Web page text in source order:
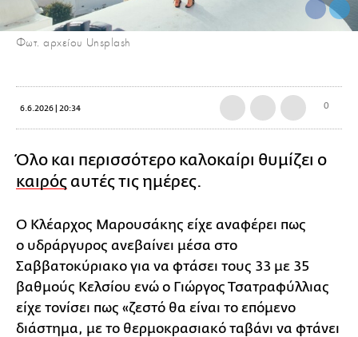
Φωτ. αρχείου Unsplash
6.6.2026 | 20:34 0
Όλο και περισσότερο καλοκαίρι θυμίζει ο
καιρός αυτές τις ημέρες.
Ο Κλέαρχος Μαρουσάκης είχε αναφέρει πως
ο υδράργυρος ανεβαίνει μέσα στο
Σαββατοκύριακο για να φτάσει τους 33 με 35
βαθμούς Κελσίου ενώ ο Γιώργος Τσατραφύλλιας
είχε τονίσει πως «ζεστό θα είναι το επόμενο
διάστημα, με το θερμοκρασιακό ταβάνι να φτάνει